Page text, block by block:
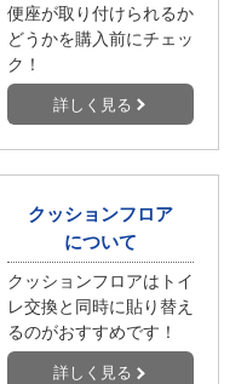
便座が取り付けられるか
どうかを購入前にチェッ
ク！
詳しく見る
クッションフロア
について
クッションフロアはトイ
レ交換と同時に貼り替え
るのがおすすめです！
詳しく見る